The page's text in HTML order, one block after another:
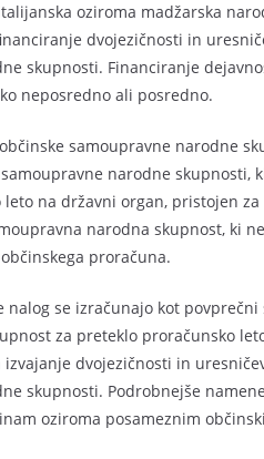
oziroma madžarska
dvojezičnosti in
skupnosti. Financiranje
neposredno ali posredno.
samoupravne narodne
narodne skupnosti,
na državni organ, pristojen
narodna skupnost, ki
proračuna.
nalog se izračunajo kot
za preteklo proračunsko
dvojezičnosti in
skupnosti. Podrobnejše
oziroma posameznim